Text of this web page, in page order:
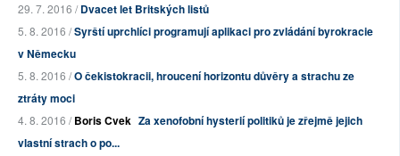
29. 7. 2016 /Dvacet let Britských listů
5. 8. 2016 /Syrští uprchlíci programují aplikaci pro zvládání byrokracie
v Německu
5. 8. 2016 /O čekistokracii, hroucení horizontu důvěry a strachu ze
ztráty moci
4. 8. 2016 /Boris Cvek Za xenofobní hysterií politiků je zřejmě jejich
vlastní strach o po...